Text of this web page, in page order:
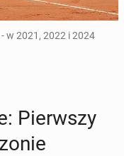
w 2021, 2022 i 2024
Pierw­szy